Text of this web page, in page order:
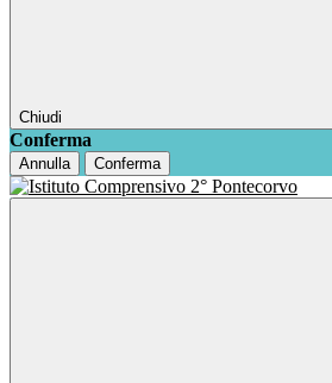
Chiudi
Conferma
Annulla Conferma